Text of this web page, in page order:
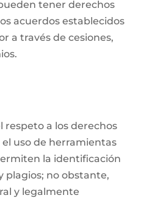
tener derechos
acuerdos establecidos
a través de cesiones,
respeto a los derechos
uso de herramientas
la identificación
plagios; no obstante,
y legalmente